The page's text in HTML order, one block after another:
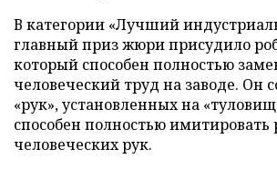
В категории «Лучший
главный приз жюри присудило
который способен полностью
человеческий труд на заводе. Он
«рук», установленных на
способен полностью имитировать
человеческих рук.